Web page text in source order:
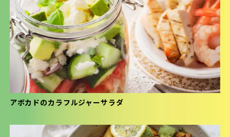
アボカドのカラフルジャーサラダ